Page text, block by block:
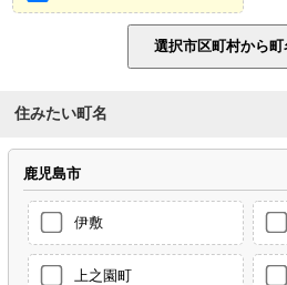
住みたい町名
鹿児島市
伊敷
上之園町